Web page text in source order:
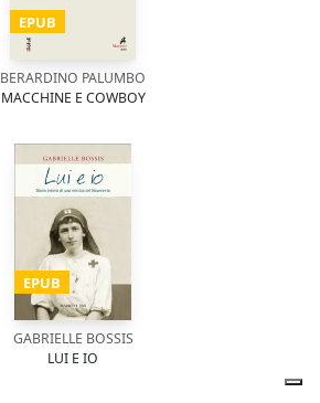
EPUB
BERARDINO PALUMBO
MACCHINE E COWBOY
EPUB
GABRIELLE BOSSIS
LUI E IO